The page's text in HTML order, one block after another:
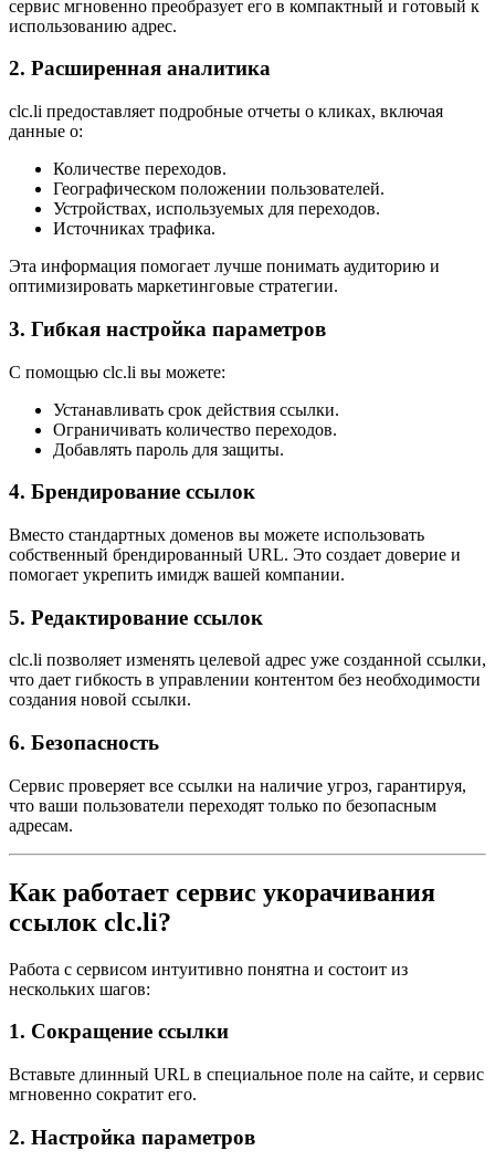
сервис мгновенно преобразует его в компактный и готовый к
использованию адрес.
2. Расширенная аналитика
clc.li предоставляет подробные отчеты о кликах, включая
данные о:
Количестве переходов.
Географическом положении пользователей.
Устройствах, используемых для переходов.
Источниках трафика.
Эта информация помогает лучше понимать аудиторию и
оптимизировать маркетинговые стратегии.
3. Гибкая настройка параметров
С помощью clc.li вы можете:
Устанавливать срок действия ссылки.
Ограничивать количество переходов.
Добавлять пароль для защиты.
4. Брендирование ссылок
Вместо стандартных доменов вы можете использовать
собственный брендированный URL. Это создает доверие и
помогает укрепить имидж вашей компании.
5. Редактирование ссылок
clc.li позволяет изменять целевой адрес уже созданной ссылки,
что дает гибкость в управлении контентом без необходимости
создания новой ссылки.
6. Безопасность
Сервис проверяет все ссылки на наличие угроз, гарантируя,
что ваши пользователи переходят только по безопасным
адресам.
Как работает сервис укорачивания
ссылок clc.li?
Работа с сервисом интуитивно понятна и состоит из
нескольких шагов:
1. Сокращение ссылки
Вставьте длинный URL в специальное поле на сайте, и сервис
мгновенно сократит его.
2. Настройка параметров